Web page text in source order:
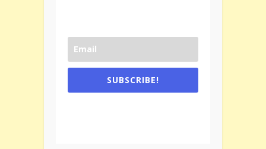
SUBSCRIBE!